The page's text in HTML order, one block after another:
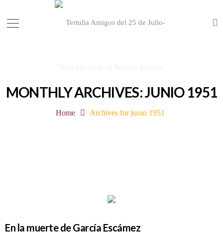
MONTHLY ARCHIVES: JUNIO 1951
Home Archives for junio 1951
En la muerte de García Escámez